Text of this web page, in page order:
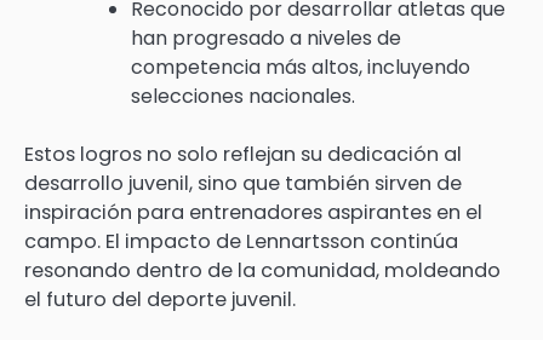
Reconocido por desarrollar atletas que
han progresado a niveles de
competencia más altos, incluyendo
selecciones nacionales.
Estos logros no solo reflejan su dedicación al
desarrollo juvenil, sino que también sirven de
inspiración para entrenadores aspirantes en el
campo. El impacto de Lennartsson continúa
resonando dentro de la comunidad, moldeando
el futuro del deporte juvenil.